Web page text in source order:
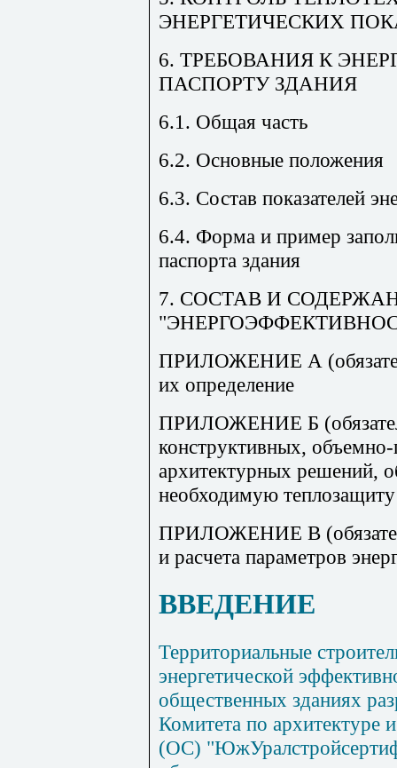
ЭНЕРГЕТИЧЕСКИХ
6. ТРЕБОВАНИЯ К
ПАСПОРТУ ЗДАНИЯ
6.1. Общая часть
6.2. Основные положения
6.3. Состав показателей
6.4. Форма и пример
паспорта здания
7. СОСТАВ И
ПРИЛОЖЕНИЕ А
их определение
ПРИЛОЖЕНИЕ Б
конструктивных,
архитектурных решений,
необходимую
ПРИЛОЖЕНИЕ В
и расчета параметров
ВВЕДЕНИЕ
Территориальные
энергетической
общественных зданиях
Комитета по архитектуре
(ОС)